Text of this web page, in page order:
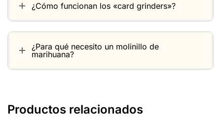
¿Cómo funcionan los «card grinders»?
¿Para qué necesito un molinillo de
marihuana?
Productos relacionados